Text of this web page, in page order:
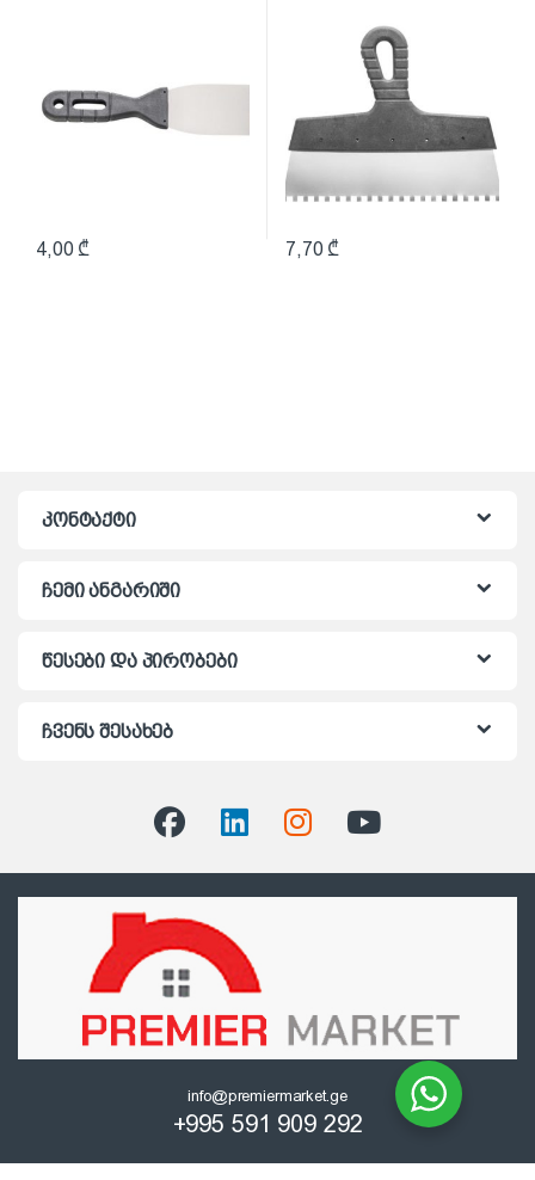
4,00 ₾ 7,70 ₾
კონტაქტი
ჩემი ანგარიში
წესები და პირობები
ჩვენს შესახებ
info@premiermarket.ge
+995 591 909 292